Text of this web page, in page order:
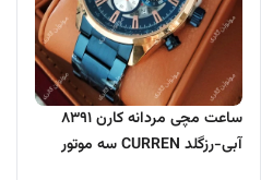
ساعت مچی مردانه کارن 8391
آبی-رزگلد CURREN سه موتور